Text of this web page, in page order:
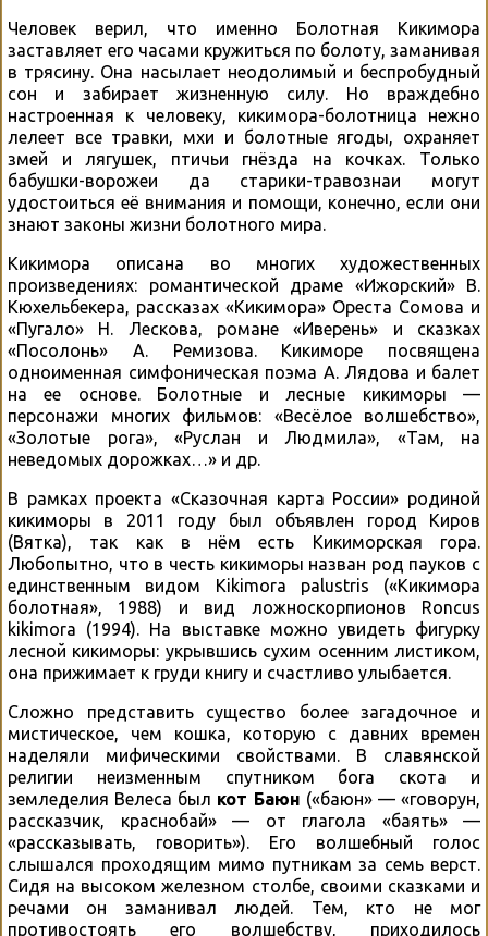
Человек верил, что именно Болотная Кикимора
заставляет его часами кружиться по болоту, заманивая
в трясину. Она насылает неодолимый и беспробудный
сон и забирает жизненную силу. Но враждебно
настроенная к человеку, кикимора-болотница нежно
лелеет все травки, мхи и болотные ягоды, охраняет
змей и лягушек, птичьи гнёзда на кочках. Только
бабушки-ворожеи да старики-травознаи могут
удостоиться её внимания и помощи, конечно, если они
знают законы жизни болотного мира.
Кикимора описана во многих художественных
произведениях: романтической драме «Ижорский» В.
Кюхельбекера, рассказах «Кикимора» Ореста Сомова и
«Пугало» Н. Лескова, романе «Иверень» и сказках
«Посолонь» А. Ремизова. Кикиморе посвящена
одноименная симфоническая поэма А. Лядова и балет
на ее основе. Болотные и лесные кикиморы —
персонажи многих фильмов: «Весёлое волшебство»,
«Золотые рога», «Руслан и Людмила», «Там, на
неведомых дорожках…» и др.
В рамках проекта «Сказочная карта России» родиной
кикиморы в 2011 году был объявлен город Киров
(Вятка), так как в нём есть Кикиморская гора.
Любопытно, что в честь кикиморы назван род пауков с
единственным видом Kikimora palustris («Кикимора
болотная», 1988) и вид ложноскорпионов Roncus
kikimora (1994). На выставке можно увидеть фигурку
лесной кикиморы: укрывшись сухим осенним листиком,
она прижимает к груди книгу и счастливо улыбается.
Сложно представить существо более загадочное и
мистическое, чем кошка, которую с давних времен
наделяли мифическими свойствами. В славянской
религии неизменным спутником бога скота и
земледелия Велеса был кот Баюн («баюн» — «говорун,
рассказчик, краснобай» — от глагола «баять» —
«рассказывать, говорить»). Его волшебный голос
слышался проходящим мимо путникам за семь верст.
Сидя на высоком железном столбе, своими сказками и
речами он заманивал людей. Тем, кто не мог
противостоять его волшебству, приходилось